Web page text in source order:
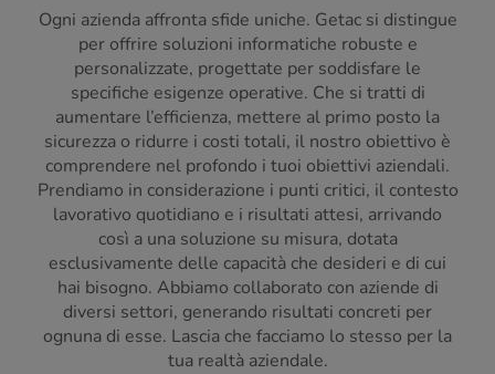
Ogni azienda affronta sfide uniche. Getac si distingue
per offrire soluzioni informatiche robuste e
personalizzate, progettate per soddisfare le
specifiche esigenze operative. Che si tratti di
aumentare l’efficienza, mettere al primo posto la
sicurezza o ridurre i costi totali, il nostro obiettivo è
comprendere nel profondo i tuoi obiettivi aziendali.
Prendiamo in considerazione i punti critici, il contesto
lavorativo quotidiano e i risultati attesi, arrivando
così a una soluzione su misura, dotata
esclusivamente delle capacità che desideri e di cui
hai bisogno. Abbiamo collaborato con aziende di
diversi settori, generando risultati concreti per
ognuna di esse. Lascia che facciamo lo stesso per la
tua realtà aziendale.